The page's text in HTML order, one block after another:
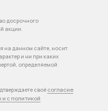
досрочного
акции.
на данном сайте, носит
и ни при каких
определяемой
своё согласие
и с политикой